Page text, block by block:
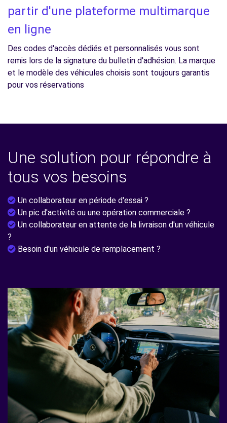
partir d'une plateforme multimarque
en ligne
Des codes d'accès dédiés et personnalisés vous sont
remis lors de la signature du bulletin d'adhésion. La marque
et le modèle des véhicules choisis sont toujours garantis
pour vos réservations
Une solution pour répondre à
tous vos besoins
Un collaborateur en période d'essai ?
Un pic d'activité ou une opération commerciale ?
Un collaborateur en attente de la livraison d'un véhicule
?
Besoin d'un véhicule de remplacement ?